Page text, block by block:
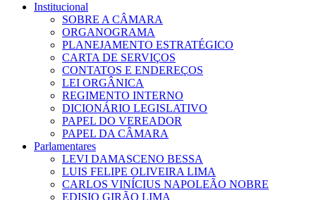
Institucional
SOBRE A CÂMARA
ORGANOGRAMA
PLANEJAMENTO ESTRATÉGICO
CARTA DE SERVIÇOS
CONTATOS E ENDEREÇOS
LEI ORGÂNICA
REGIMENTO INTERNO
DICIONÁRIO LEGISLATIVO
PAPEL DO VEREADOR
PAPEL DA CÂMARA
Parlamentares
LEVI DAMASCENO BESSA
LUIS FELIPE OLIVEIRA LIMA
CARLOS VINÍCIUS NAPOLEÃO NOBRE
EDISIO GIRÃO LIMA